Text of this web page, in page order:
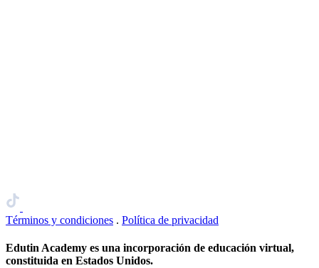
Términos y condiciones . Política de privacidad
Edutin Academy es una incorporación de educación virtual,
constituida en Estados Unidos.